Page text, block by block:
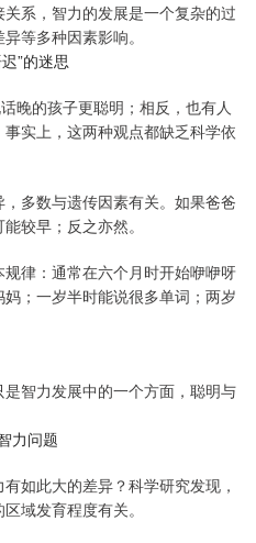
系，智力的发展是一个复杂的过
等多种因素影响。
”的迷思
晚的孩子更聪明；相反，也有人
实上，这两种观点都缺乏科学依
多数与遗传因素有关。如果爸爸
较早；反之亦然。
律：通常在六个月时开始咿咿呀
；一岁半时能说很多单词；两岁
智力发展中的一个方面，聪明与
力问题
如此大的差异？科学研究发现，
域发育程度有关。